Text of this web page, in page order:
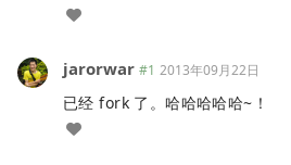
jarorwar #1 2013年09月22日
已经 fork 了。哈哈哈哈哈~！